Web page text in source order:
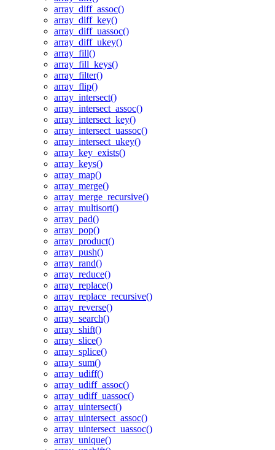
array_diff_assoc()
array_diff_key()
array_diff_uassoc()
array_diff_ukey()
array_fill()
array_fill_keys()
array_filter()
array_flip()
array_intersect()
array_intersect_assoc()
array_intersect_key()
array_intersect_uassoc()
array_intersect_ukey()
array_key_exists()
array_keys()
array_map()
array_merge()
array_merge_recursive()
array_multisort()
array_pad()
array_pop()
array_product()
array_push()
array_rand()
array_reduce()
array_replace()
array_replace_recursive()
array_reverse()
array_search()
array_shift()
array_slice()
array_splice()
array_sum()
array_udiff()
array_udiff_assoc()
array_udiff_uassoc()
array_uintersect()
array_uintersect_assoc()
array_uintersect_uassoc()
array_unique()